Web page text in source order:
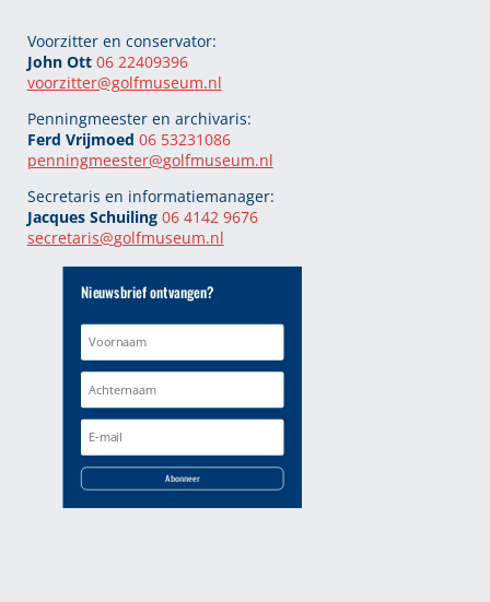
Voorzitter en conservator:
John Ott 06 22409396
voorzitter@golfmuseum.nl
Penningmeester en archivaris:
Ferd Vrijmoed 06 53231086
penningmeester@golfmuseum.nl
Secretaris en informatiemanager:
Jacques Schuiling 06 4142 9676
secretaris@golfmuseum.nl
Nieuwsbrief ontvangen?
Abonneer